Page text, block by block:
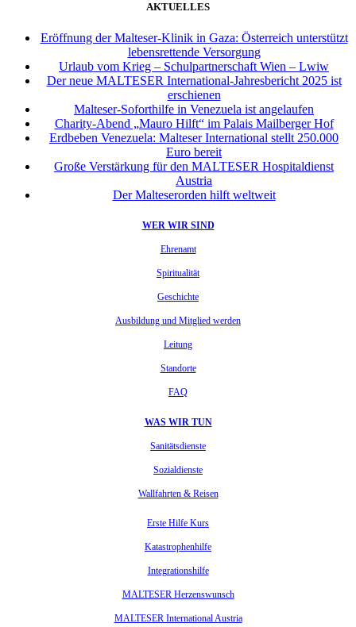
AKTUELLES
Eröffnung der Malteser-Klinik in Gaza: Österreich unterstützt
lebensrettende Versorgung
Urlaub vom Krieg – Schulpartnerschaft Wien – Lwiw
Der neue MALTESER International-Jahresbericht 2025 ist
erschienen
Malteser-Soforthilfe in Venezuela ist angelaufen
Charity-Abend „Mauro Hilft“ im Palais Mailberger Hof
Erdbeben Venezuela: Malteser International stellt 250.000
Euro bereit
Große Verstärkung für den MALTESER Hospitaldienst
Austria
Der Malteserorden hilft weltweit
WER WIR SIND
Ehrenamt
Spiritualität
Geschichte
Ausbildung und Mitglied werden
Leitung
Standorte
FAQ
WAS WIR TUN
Sanitätsdienste
Sozialdienste
Wallfahrten & Reisen
Erste Hilfe Kurs
Katastrophenhilfe
Integrationshilfe
MALTESER Herzenswunsch
MALTESER International Austria